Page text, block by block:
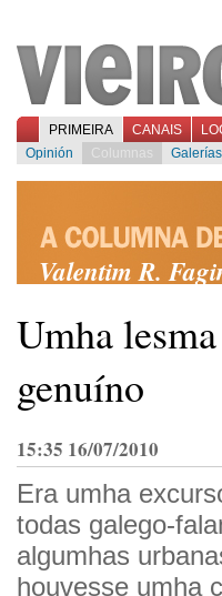
PRIMEIRA CANAIS
Opinión
Columnas Galerías
Valentim R.
Umha
genuíno
15:35 16/07/2010
Era umha
todas galego-
algumhas
houvesse umha